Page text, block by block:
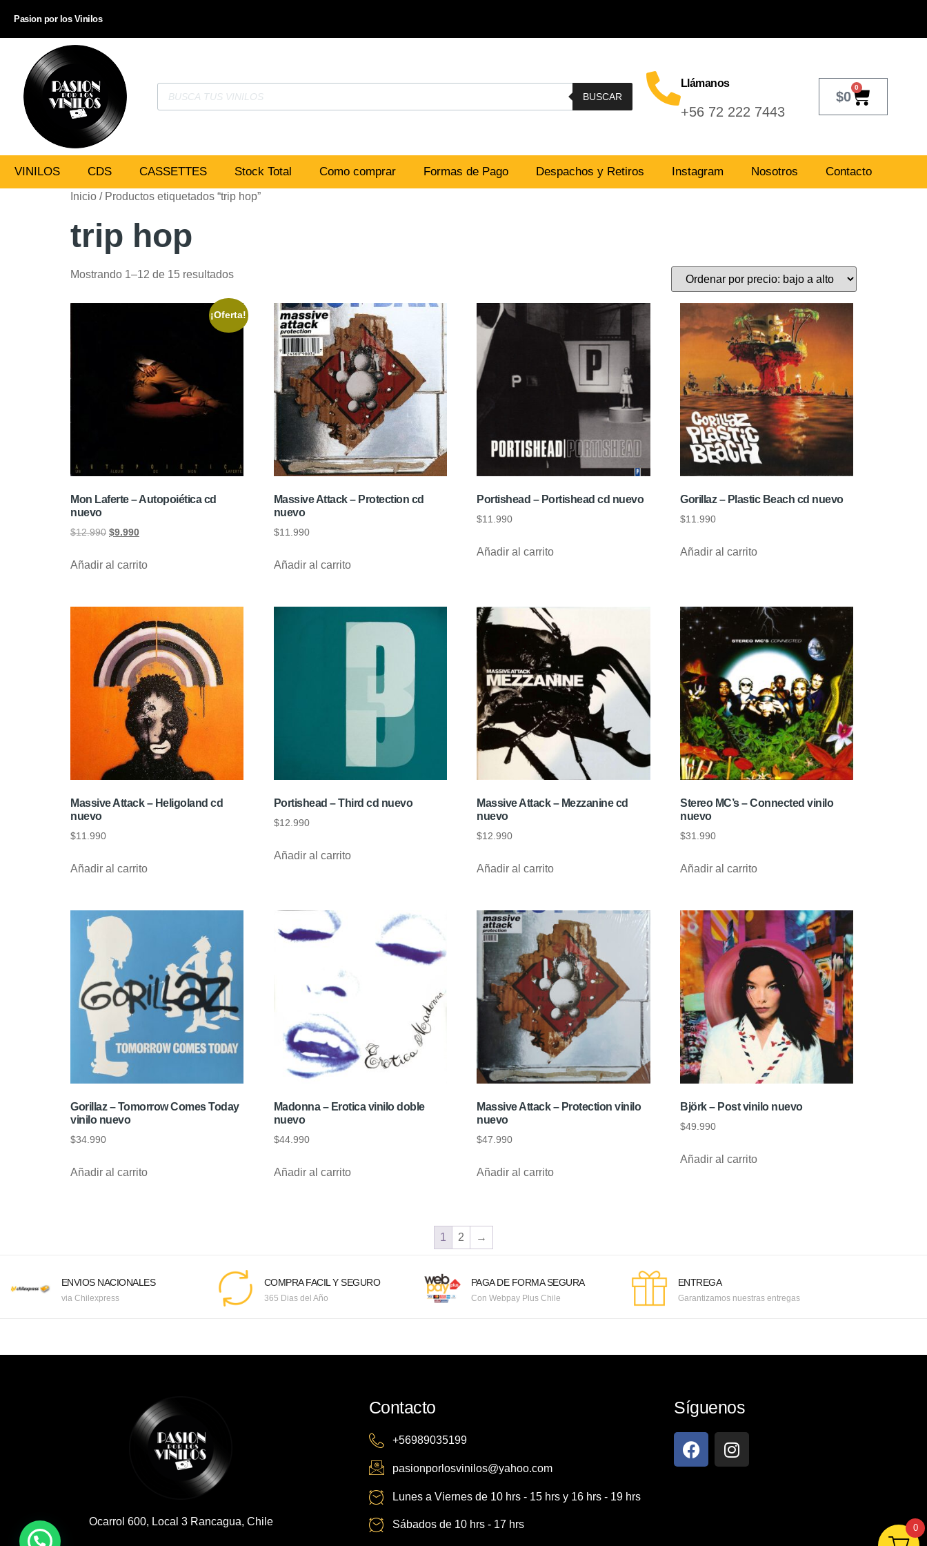
Pasion por los Vinilos
BUSCAR
Llámanos
+56 72 222 7443
$0
0
VINILOS CDS CASSETTES Stock Total Como comprar Formas de Pago Despachos y Retiros Instagram Nosotros Contacto
Inicio / Productos etiquetados “trip hop”
trip hop
Mostrando 1–12 de 15 resultados
¡Oferta!
Mon Laferte – Autopoiética cd
nuevo
$12.990 $9.990
Añadir al carrito
Massive Attack – Protection cd
nuevo
$11.990
Añadir al carrito
Portishead – Portishead cd nuevo
$11.990
Añadir al carrito
Gorillaz – Plastic Beach cd nuevo
$11.990
Añadir al carrito
Massive Attack – Heligoland cd
nuevo
$11.990
Añadir al carrito
Portishead – Third cd nuevo
$12.990
Añadir al carrito
Massive Attack – Mezzanine cd
nuevo
$12.990
Añadir al carrito
Stereo MC’s – Connected vinilo
nuevo
$31.990
Añadir al carrito
Gorillaz – Tomorrow Comes Today
vinilo nuevo
$34.990
Añadir al carrito
Madonna – Erotica vinilo doble
nuevo
$44.990
Añadir al carrito
Massive Attack – Protection vinilo
nuevo
$47.990
Añadir al carrito
Björk – Post vinilo nuevo
$49.990
Añadir al carrito
1 2 →
ENVIOS NACIONALES
via Chilexpress
COMPRA FACIL Y SEGURO
365 Dias del Año
PAGA DE FORMA SEGURA
Con Webpay Plus Chile
ENTREGA
Garantizamos nuestras entregas
Ocarrol 600, Local 3 Rancagua, Chile
Contacto
+56989035199
pasionporlosvinilos@yahoo.com
Lunes a Viernes de 10 hrs - 15 hrs y 16 hrs - 19 hrs
Sábados de 10 hrs - 17 hrs
Síguenos
0